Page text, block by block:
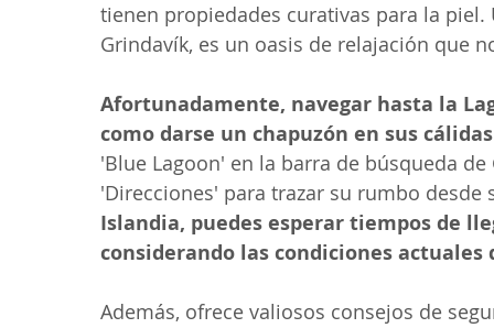
tienen propiedades curativas para la
Grindavík, es un oasis de relajación que
Afortunadamente, navegar hasta la
como darse un chapuzón en sus
'Blue Lagoon' en la barra de búsqueda
'Direcciones' para trazar su rumbo
Islandia, puedes esperar tiempos de
considerando las condiciones
Además, ofrece valiosos consejos de